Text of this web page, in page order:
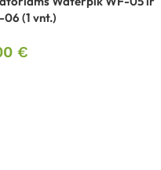
(1 vnt.)
€